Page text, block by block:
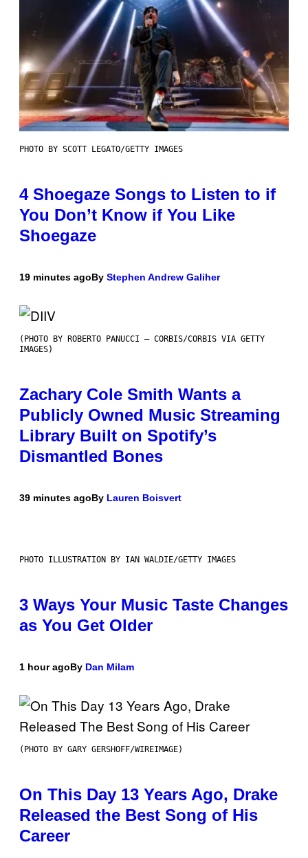
PHOTO BY SCOTT LEGATO/GETTY IMAGES
4 Shoegaze Songs to Listen to if
You Don’t Know if You Like
Shoegaze
19 minutes agoBy Stephen Andrew Galiher
(PHOTO BY ROBERTO PANUCCI – CORBIS/CORBIS VIA GETTY
IMAGES)
Zachary Cole Smith Wants a
Publicly Owned Music Streaming
Library Built on Spotify’s
Dismantled Bones
39 minutes agoBy Lauren Boisvert
PHOTO ILLUSTRATION BY IAN WALDIE/GETTY IMAGES
3 Ways Your Music Taste Changes
as You Get Older
1 hour agoBy Dan Milam
(PHOTO BY GARY GERSHOFF/WIREIMAGE)
On This Day 13 Years Ago, Drake
Released the Best Song of His
Career